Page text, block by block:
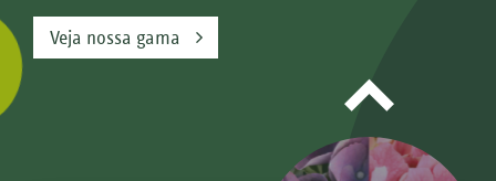
Veja nossa gama